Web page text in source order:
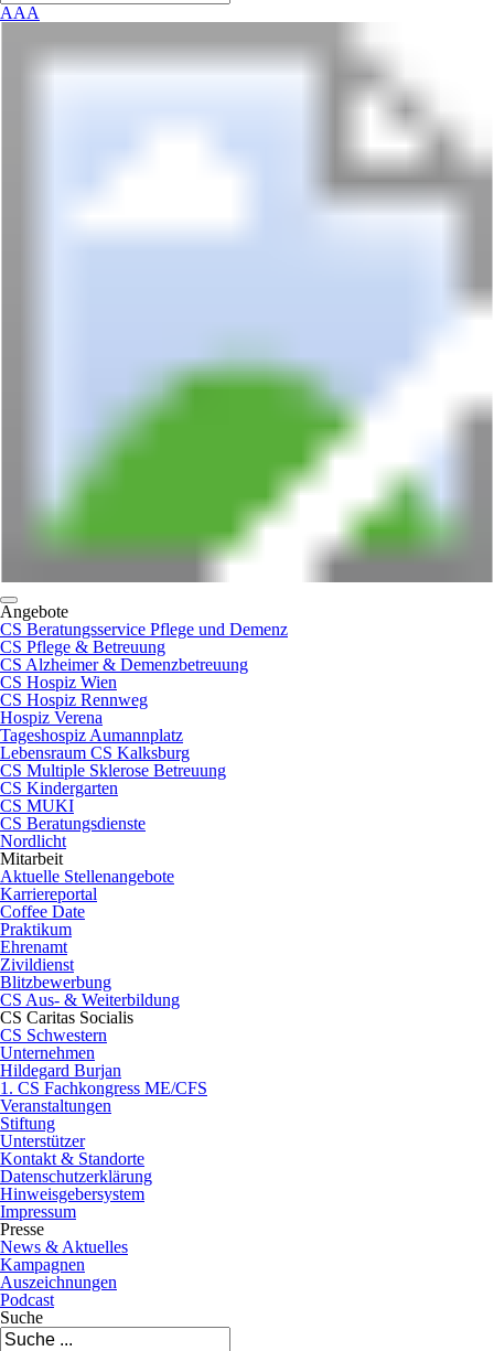
AAA
Angebote
CS Beratungsservice Pflege und Demenz
CS Pflege & Betreuung
CS Alzheimer & Demenzbetreuung
CS Hospiz Wien
CS Hospiz Rennweg
Hospiz Verena
Tageshospiz Aumannplatz
Lebensraum CS Kalksburg
CS Multiple Sklerose Betreuung
CS Kindergarten
CS MUKI
CS Beratungsdienste
Nordlicht
Mitarbeit
Aktuelle Stellenangebote
Karriereportal
Coffee Date
Praktikum
Ehrenamt
Zivildienst
Blitzbewerbung
CS Aus- & Weiterbildung
CS Caritas Socialis
CS Schwestern
Unternehmen
Hildegard Burjan
1. CS Fachkongress ME/CFS
Veranstaltungen
Stiftung
Unterstützer
Kontakt & Standorte
Datenschutzerklärung
Hinweisgebersystem
Impressum
Presse
News & Aktuelles
Kampagnen
Auszeichnungen
Podcast
Suche